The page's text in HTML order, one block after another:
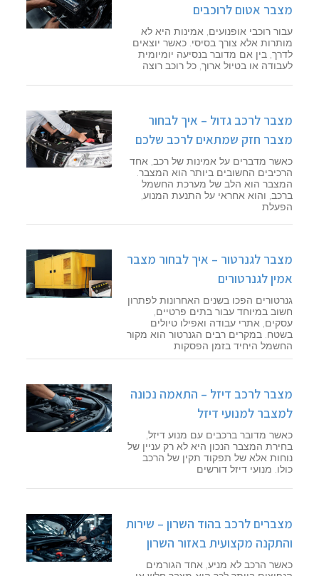
מצבר אטום לרוכבים
עבור רוכבי אופנועים, אמינות היא לא
מותרות אלא צורך בסיסי. כאשר יוצאים
לדרך, בין אם מדובר בנסיעה יומיומית
לעבודה או בטיול ארוך, כל רוכב רוצה
מצבר לרכב גדול – איך לבחור
מצבר חזק שמתאים לרכב שלכם
כאשר מדברים על אמינות של רכב, אחד
הרכיבים החשובים ביותר הוא המצבר.
המצבר הוא הלב של מערכת החשמל
ברכב, והוא אחראי על התנעת המנוע,
הפעלת
מצבר לגנרטור – איך לבחור מצבר
אמין לגנרטורים
גנרטורים הפכו בשנים האחרונות לפתרון
חשוב במיוחד עבור בתים פרטיים,
עסקים, אתרי עבודה ואפילו טיולים
בשטח. במקרים רבים הגנרטור הוא מקור
החשמל היחיד בזמן הפסקות
מצבר לרכב דיזל – התאמה נכונה
למצבר למנועי דיזל
כאשר מדובר ברכבים עם מנוע דיזל,
בחירת המצבר הנכון היא לא רק עניין של
נוחות אלא של תפקוד תקין של הרכב
כולו. מנועי דיזל דורשים
מצברים לרכב בהוד השרון – שירות
והתקנה מקצועית באזור השרון
כאשר הרכב לא מניע, אחד הגורמים